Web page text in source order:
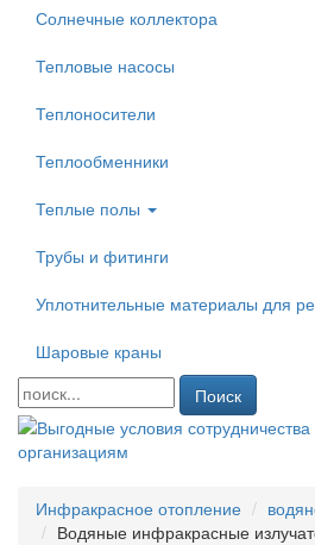
Солнечные коллектора
Тепловые насосы
Теплоносители
Теплообменники
Теплые полы
Трубы и фитинги
Уплотнительные материалы для
Шаровые краны
Поиск
Инфракрасное отопление
Водяные инфракрасные